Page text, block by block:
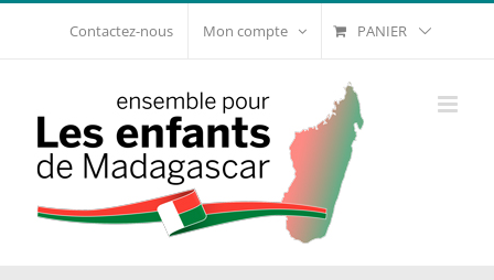
Contactez-nous Mon compte PANIER